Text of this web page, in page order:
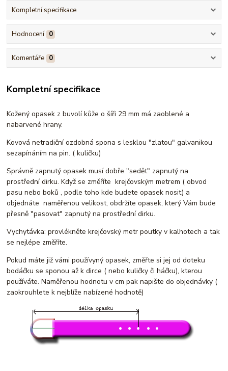
Kompletní specifikace
Hodnocení 0
Komentáře 0
Kompletní specifikace
Kožený opasek z buvolí kůže o šíři 29 mm má zaoblené a
nabarvené hrany.
Kovová netradiční ozdobná spona s lesklou "zlatou" galvanikou
sezapínáním na pin. ( kuličku)
Správně zapnutý opasek musí dobře "sedět" zapnutý na
prostřední dirku. Když se změříte krejčovským metrem ( obvod
pasu nebo boků , podle toho kde budete opasek nosit) a
objednáte naměřenou velikost, obdržíte opasek, který Vám bude
přesně "pasovat" zapnutý na prostřední dirku.
Vychytávka: provlékněte krejčovský metr poutky v kalhotech a tak
se nejlépe změříte.
Pokud máte již vámi používyný opasek, změřte si jej od doteku
bodáčku se sponou až k dirce ( nebo kuličky či háčku), kterou
používáte. Naměřenou hodnotu v cm pak napište do objednávky (
zaokrouhlete k nejblíže nabízené hodnotě)